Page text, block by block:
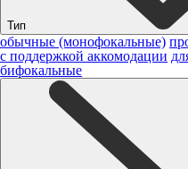
Тип
обычные (монофокальные)
с поддержкой аккомодации
бифокальные